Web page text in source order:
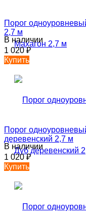
Порог
2,7 м
В наличии
1 020₽
Купить
Порог
деревенский 2,7 м
В наличии
1 020₽
Купить